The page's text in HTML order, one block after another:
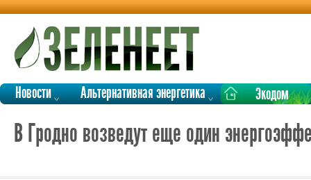
Новости Альтернативная энергетика Экодом
В Гродно возведут еще один